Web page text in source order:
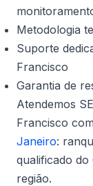
Metodologia
Suporte
Francisco
Garantia de
Atendemos
Francisco
Janeiro:
qualificado do
região.